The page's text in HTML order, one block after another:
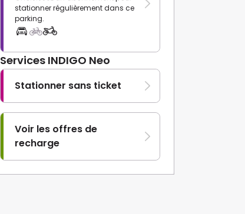
stationner régulièrement dans ce
parking.
Services INDIGO Neo
Stationner sans ticket
Voir les offres de
recharge